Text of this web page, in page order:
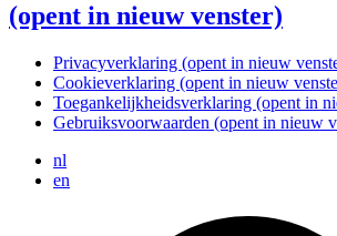
(opent in nieuw venster)
Privacyverklaring (opent in nieuw
Cookieverklaring (opent in nieuw
Toegankelijkheidsverklaring (opent in
Gebruiksvoorwaarden (opent in nieuw
nl
en